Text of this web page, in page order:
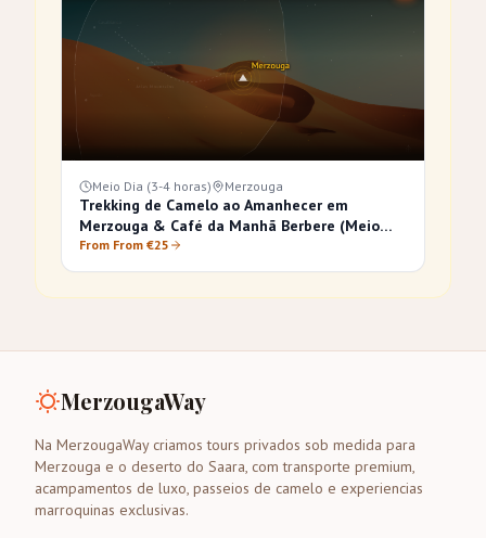
Meio Dia (3-4 horas) Merzouga
Trekking de Camelo ao Amanhecer em
Merzouga & Café da Manhã Berbere (Meio
Dia)
From From €25
MerzougaWay
Na MerzougaWay criamos tours privados sob medida para
Merzouga e o deserto do Saara, com transporte premium,
acampamentos de luxo, passeios de camelo e experiencias
marroquinas exclusivas.